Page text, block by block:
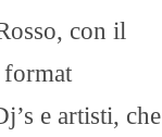
con il
format
e artisti, che